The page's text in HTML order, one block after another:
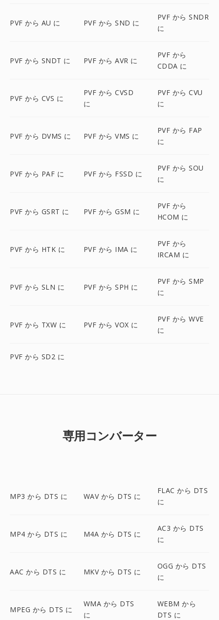
PVF から AU に PVF から SND に
PVF から SNDR
に
PVF から SNDT に PVF から AVR に
PVF から
CDDA に
PVF から CVS に
PVF から CVSD
に
PVF から CVU
に
PVF から DVMS に PVF から VMS に
PVF から FAP
に
PVF から PAF に PVF から FSSD に
PVF から SOU
に
PVF から GSRT に PVF から GSM に
PVF から
HCOM に
PVF から HTK に PVF から IMA に
PVF から
IRCAM に
PVF から SLN に PVF から SPH に
PVF から SMP
に
PVF から TXW に PVF から VOX に
PVF から WVE
に
PVF から SD2 に
専用コンバーター
MP3 から DTS に WAV から DTS に
FLAC から DTS
に
MP4 から DTS に M4A から DTS に
AC3 から DTS
に
AAC から DTS に MKV から DTS に
OGG から DTS
に
MPEG から DTS に
WMA から DTS
に
WEBM から
DTS に